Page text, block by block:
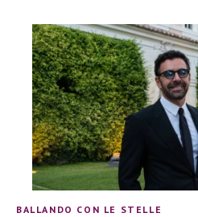
BALLANDO CON LE STELLE